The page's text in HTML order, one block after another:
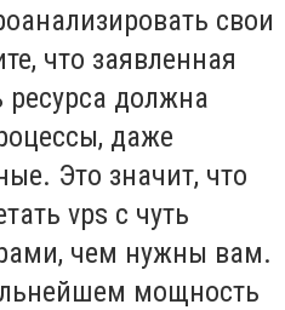
свои
что заявленная
должна
даже
Это значит, что
vps с чуть
чем нужны вам.
мощность